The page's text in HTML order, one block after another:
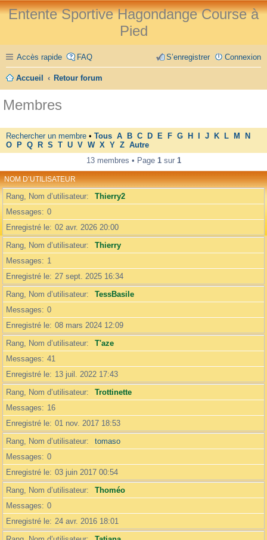
Entente Sportive Hagondange Course à
Pied
Accès rapide FAQ Connexion
S’enregistrer
Accueil Retour forum
Membres
Rechercher un membre • Tous A B C D E F G H J K L M
N
O
P Q R S T U V W X Y Z Autre
13 membres • Page 1sur 1
NOM D’UTILISATEUR
Rang, Nom d’utilisateur
Thierry2
Messages
0
Enregistré le 02 avr. 2026 20:00
Rang, Nom d’utilisateur
Thierry
Messages
1
Enregistré le 27 sept. 2025 16:34
Rang, Nom d’utilisateur
TessBasile
Messages
0
Enregistré le 08 mars 2024 12:09
Rang, Nom d’utilisateur
T'aze
Messages
41
Enregistré le
13 juil. 2022 17:43
Rang, Nom d’utilisateur
Trottinette
Messages
16
Enregistré le 01 nov. 2017 18:53
Rang, Nom d’utilisateur
tomaso
Messages
0
Enregistré le 03 juin 2017 00:54
Rang, Nom d’utilisateur
Thoméo
Messages
0
Enregistré le 24 avr. 2016 18:01